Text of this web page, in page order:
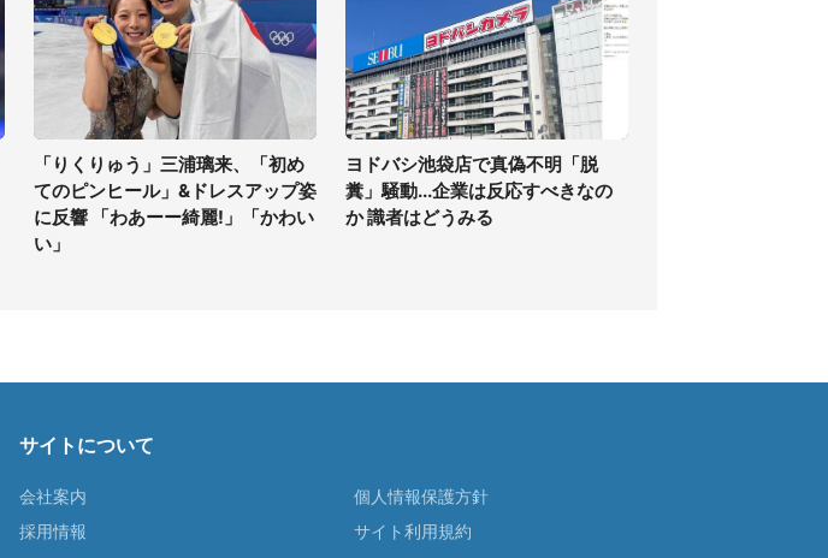
「りくりゅう」三浦璃来、「初め
てのピンヒール」&ドレスアップ姿
に反響 「わあーー綺麗!」「かわい
い」
ヨドバシ池袋店で真偽不明「脱
糞」騒動...企業は反応すべきなの
か 識者はどうみる
サイトについて
会社案内
採用情報
個人情報保護方針
サイト利用規約